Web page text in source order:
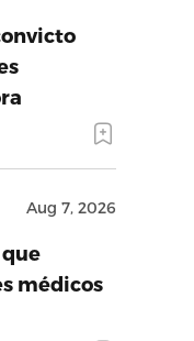
Aug 7, 2026
médicos